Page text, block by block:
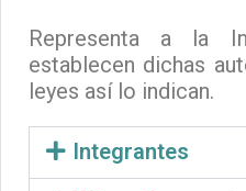
Representa a la
establecen dichas
leyes así lo indican.
Integrantes